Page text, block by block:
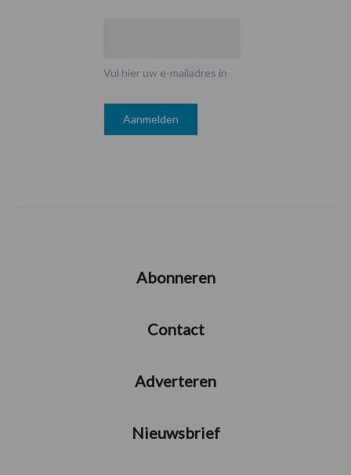
Vul hier uw e-mailadres in
Abonneren
Contact
Adverteren
Nieuwsbrief